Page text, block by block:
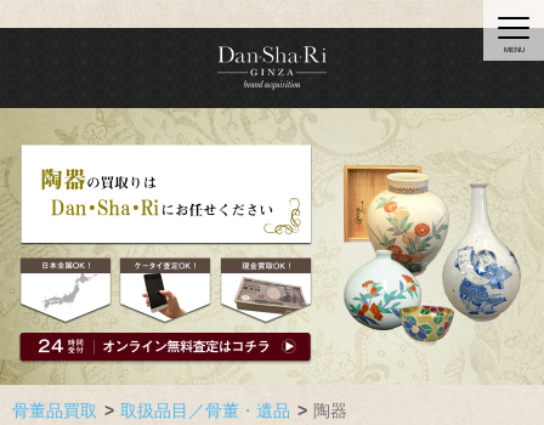
骨董品買取 取扱品目／骨董・遺品 陶器
MENU